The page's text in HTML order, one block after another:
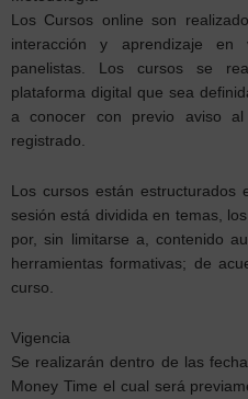
Los Cursos online son
interacción y aprendizaje
panelistas. Los cursos se
plataforma digital que sea
a conocer con previo aviso
registrado.
Los cursos están
sesión está dividida en temas,
por, sin limitarse a, contenido
herramientas formativas; de
curso.
Vigencia
Se realizarán dentro de las
Money Time el cual será